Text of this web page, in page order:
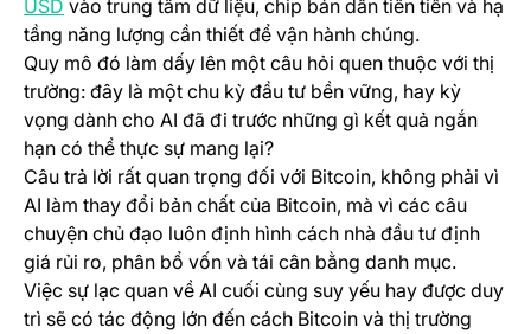
USD (opens in a new tab)
vào trung tâm dữ liệu, chip bán dẫn tiên tiến và hạ
tầng năng lượng cần thiết để vận hành chúng.
Quy mô đó làm dấy lên một câu hỏi quen thuộc với thị
trường: đây là một chu kỳ đầu tư bền vững, hay kỳ
vọng dành cho AI đã đi trước những gì kết quả ngắn
hạn có thể thực sự mang lại?
Câu trả lời rất quan trọng đối với Bitcoin, không phải vì
AI làm thay đổi bản chất của Bitcoin, mà vì các câu
chuyện chủ đạo luôn định hình cách nhà đầu tư định
giá rủi ro, phân bổ vốn và tái cân bằng danh mục.
Việc sự lạc quan về AI cuối cùng suy yếu hay được duy
trì sẽ có tác động lớn đến cách Bitcoin và thị trường